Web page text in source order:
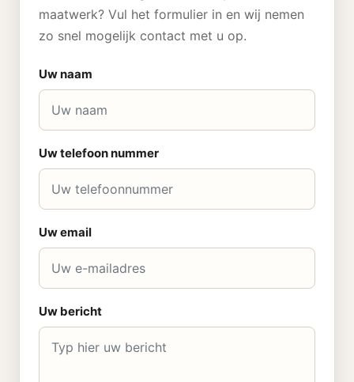
maatwerk? Vul het formulier in en wij nemen
zo snel mogelijk contact met u op.
Uw naam
Uw telefoon nummer
Uw email
Uw bericht